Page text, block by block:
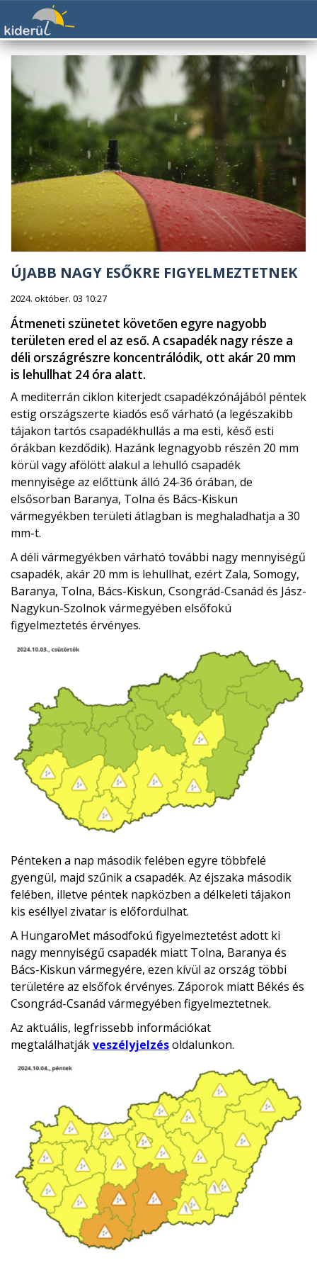
ÚJABB NAGY ESŐKRE FIGYELMEZTETNEK
2024. október. 03 10:27
Átmeneti szünetet követően egyre nagyobb
területen ered el az eső. A csapadék nagy része a
déli országrészre koncentrálódik, ott akár 20 mm
is lehullhat 24 óra alatt.
A mediterrán ciklon kiterjedt csapadékzónájából péntek
estig országszerte kiadós eső várható (a legészakibb
tájakon tartós csapadékhullás a ma esti, késő esti
órákban kezdődik). Hazánk legnagyobb részén 20 mm
körül vagy afölött alakul a lehulló csapadék
mennyisége az előttünk álló 24-36 órában, de
elsősorban Baranya, Tolna és Bács-Kiskun
vármegyékben területi átlagban is meghaladhatja a 30
mm-t.
A déli vármegyékben várható további nagy mennyiségű
csapadék, akár 20 mm is lehullhat, ezért Zala, Somogy,
Baranya, Tolna, Bács-Kiskun, Csongrád-Csanád és Jász-
Nagykun-Szolnok vármegyében elsőfokú
figyelmeztetés érvényes.
Pénteken a nap második felében egyre többfelé
gyengül, majd szűnik a csapadék. Az éjszaka második
felében, illetve péntek napközben a délkeleti tájakon
kis eséllyel zivatar is előfordulhat.
A HungaroMet másodfokú figyelmeztetést adott ki
nagy mennyiségű csapadék miatt Tolna, Baranya és
Bács-Kiskun vármegyére, ezen kívül az ország többi
területére az elsőfok érvényes. Záporok miatt Békés és
Csongrád-Csanád vármegyében figyelmeztetnek.
Az aktuális, legfrissebb információkat
megtalálhatjákveszélyjelzésoldalunkon.